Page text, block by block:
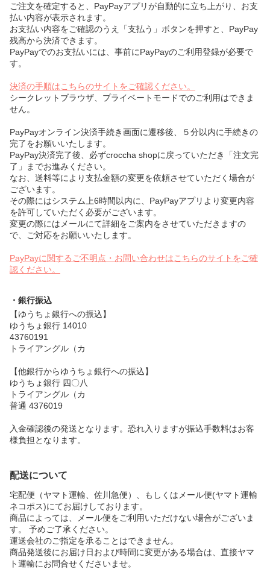
ご注文を確定すると、PayPayアプリが自動的に立ち上がり、お支
払い内容が表示されます。
お支払い内容をご確認のうえ「支払う」ボタンを押すと、PayPay
残高から決済できます。
PayPayでのお支払いには、事前にPayPayのご利用登録が必要で
す。
決済の手順はこちらのサイトをご確認ください。
シークレットブラウザ、プライベートモードでのご利用はできま
せん。
PayPayオンライン決済手続き画面に遷移後、５分以内に手続きの
完了をお願いいたします。
PayPay決済完了後、必ずcroccha shopに戻っていただき「注文完
了」までお進みください。
なお、送料等により支払金額の変更を依頼させていただく場合が
ございます。
その際にはシステム上6時間以内に、PayPayアプリより変更内容
を許可していただく必要がございます。
変更の際にはメールにて詳細をご案内をさせていただきますの
で、ご対応をお願いいたします。
PayPayに関するご不明点・お問い合わせはこちらのサイトをご確
認ください。
・銀行振込
【ゆうちょ銀行への振込】
ゆうちょ銀行 14010
43760191
トライアングル（カ
【他銀行からゆうちょ銀行への振込】
ゆうちょ銀行 四〇八
トライアングル（カ
普通 4376019
入金確認後の発送となります。恐れ入りますが振込手数料はお客
様負担となります。
配送について
宅配便（ヤマト運輸、佐川急便）、もしくはメール便(ヤマト運輸
ネコポス)にてお届けしております。
商品によっては、メール便をご利用いただけない場合がございま
す。 予めご了承ください。
運送会社のご指定を承ることはできません。
商品発送後にお届け日および時間に変更がある場合は、直接ヤマ
ト運輸にお問合せくださいませ。